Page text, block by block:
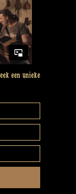
een unieke